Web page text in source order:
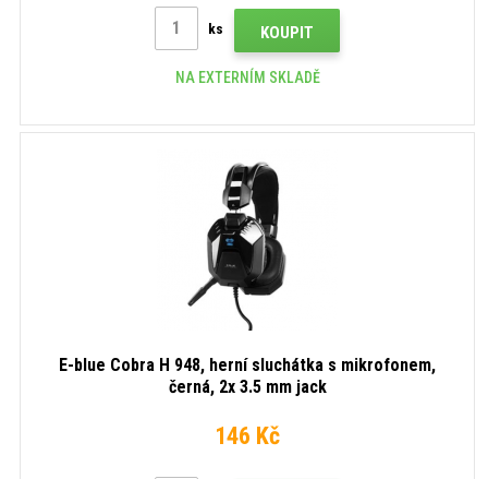
ks KOUPIT
NA EXTERNÍM SKLADĚ
E-blue Cobra H 948, herní sluchátka s mikrofonem,
černá, 2x 3.5 mm jack
146 Kč